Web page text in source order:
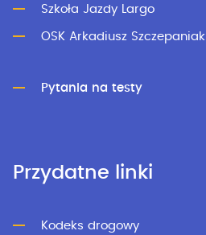
Szkoła Jazdy Largo
OSK Arkadiusz Szczepaniak
Pytania na testy
Przydatne linki
Kodeks drogowy